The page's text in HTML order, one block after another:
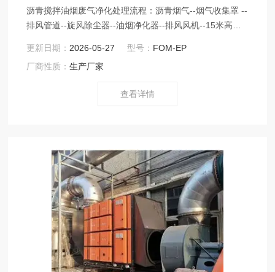
沥青搅拌油烟废气净化处理流程：沥青烟气--烟气收集罩 --
排风管道--旋风除尘器--油烟净化器--排风风机--15米高空
更新日期： 2026-05-27 型号： FOM-EP
厂商性质：生产厂家
查看详情